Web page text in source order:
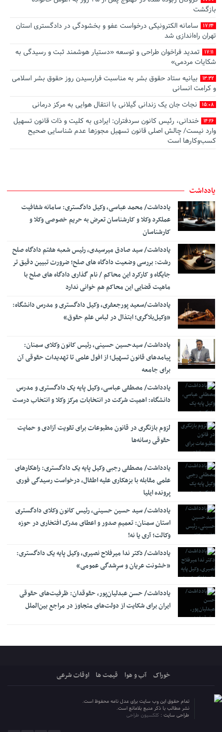
بازگشت
17:24
سامانه الکترونیکی درخواست عفو و بخشودگی در دادگستری استان
تهران راه‌اندازی شد
17:11
تمدید فراخوان طراحی و توسعه «دستیار هوشمند ثبت و رسیدگی به
شکایات مردمی»
13:32
بیانیه ستاد حقوق بشر به مناسبت فرارسیدن روز حقوق بشر اسلامی
و کرامت انسانی
15:08 نجات جان یک زندانی گیلانی با انتقال هوایی به مرکز درمانی
14:26
خندانی، رئیس کانون سردفتران: ایرادی به کلیت و ذات قانون تسهیل
وارد نیست/ چالش اصلی قانون تسهیل مجوزها عدم شناسایی صحیح
کسب‌وکارها است
و اختصاصی منصب قضا
12:32 قدردانی مرکز وکلای قوه قضاییه از خبرنگاران ایرنا
14:22
رئیس کانون سردفتران استان یزد: قانون تسهیل، ناترازی اقتصادی
شدیدی را به دفاتر تحمیل کرده است/ تضعیف جایگاه اسناد رسمی، اساس
نظام ثبتی کشور را نابود خواهد کرد
14:12 اجرای آزمایشی «سامانه جامع عملکرد قضات» رونمایی شد
امضای تفاهم نامه همکاری حقوقی بین وزارت خارجه و مرکز وکلای
فرهاد اصلانی، رئیس کانون وکلای دادگستری کردستان: نبود
حمایت‌های مؤثر از وکلای جوان، علاوه بر تهدید استقلال حرفه‌ای، به
هدررفت سرمایه انسانی و اجتماعی نظام حقوقی کشور منجر می‌شود
10:30 راه‌اندازی سامانه ۲۴ ساعته قضایی برخط برای زائران اربعین در عراق
10:25 ترساندنِ دیگران چه مجازاتی دارد؟
زمان ثبت‌نام آزمون دفتریاری اسناد رسمی اعلام شد
16:50
منتظری: حضور نماینده دادستان در پرونده‌های حقوق عامه و
بیت‌المال الزامی است
11:18 نسق زراعی چه حقوقی برای زارعان ایجاد می‌کند؟
یادداشت
یادداشت/ محمد عباسی، وکیل دادگستری: سامانه شفافیت
عملکرد وکلا و کارشناسان تعرض به حریم خصوصی وکلا و
کارشناسان
‎یادداشت/ سید صادق میرسیدی، رئیس شعبه هفتم دادگاه صلح
رشت: بررسی وضعیت دادگاه های صلح؛ ضرورت تبیین دقیق تر
جایگاه و کارکرد این محاکم / نام گذاری دادگاه های صلح با
ماهیت قضایی این محاکم هم خوانی ندارد
یادداشت/سعید‌ پورجعفری، وکیل دادگستری و مدرس دانشگاه:
«وکیل‌بلاگری؛ ابتذال در لباس علم حقوق»
یادداشت/ سیدحسین حسینی، رئیس کانون وکلای سمنان:
پیامدهای قانون تسهیل؛ از افول علمی تا تهدیدات حقوقی آن
برای جامعه
یادداشت/ مصطفی عباسی، وکیل پایه یک دادگستری و مدرس
دانشگاه: اهمیت شرکت در انتخابات مرکز وکلا ‌و انتخاب درست
لزوم بازنگری در قانون مطبوعات برای تقویت آزادی و حمایت
حقوقی رسانه‌ها
یادداشت/ مصطفی رجبی وکیل پایه یک دادگستری: راهکارهای
علمی مقابله با بزهکاری علیه اطفال، درخواست رسیدگی فوری
پرونده ایلیا
یادداشت/ سید حسین حسینی، رئیس کانون وکلای دادگستری
استان سمنان: تعمیم صدور و اعطای مدرک افتخاری در حوزه
وکالت؛ آری یا نه!
یادداشت/ دکتر ندا میرفلاح نصیری، وکیل پایه یک دادگستری:
«خشونت عریان و سرِشدگی عمومی»
یادداشت/ حسن عبدلیان‌پور، حقوقدان: ظرفیت‌های حقوقی
ایران برای شکایت از دولت‌های متجاوز در مراجع بین‌الملل
خوراک آب و هوا قیمت ها اوقات شرعی
تمام حقوق این وب سایت برای عدل نامه محفوظ است.
نشر مطالب با ذکر منبع بلامانع است.
طراحی سایت : کلکسیون طراحی